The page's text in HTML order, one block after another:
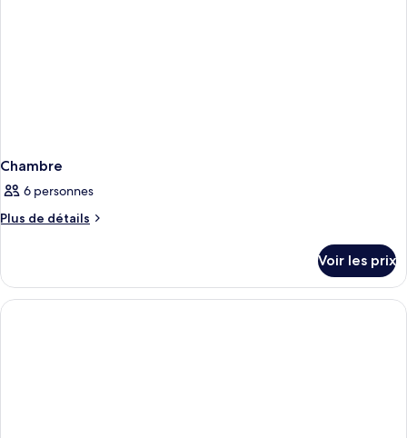
Chambre
6 personnes
Plus de détails
Plus
le
type
de
Voir les prix